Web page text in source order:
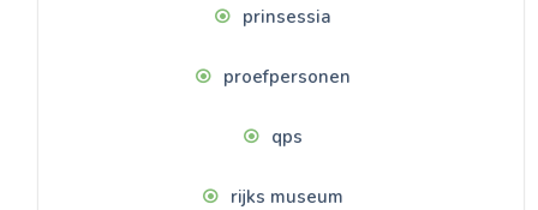
prinsessia
proefpersonen
qps
rijks museum